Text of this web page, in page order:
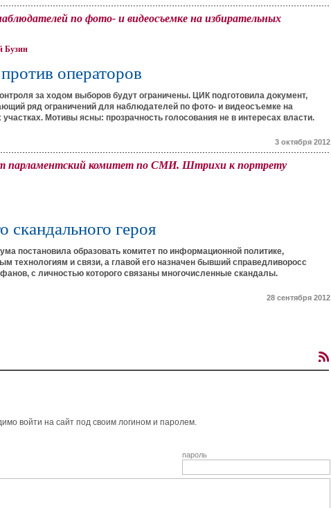
по фото- и видеосъемке на избирательных
Бузин
операторов
за ходом выборов будут ограничены. ЦИК подготовила документ,
ряд ограничений для наблюдателей по фото- и видеосъемке на
Мотивы ясны: прозрачность голосования не в интересах власти.
3 октября 2012
парламентский комитет по СМИ. Штрихи к портрету
скандального героя
постановила образовать комитет по информационной политике,
технологиям и связи, а главой его назначен бывший справедливоросс
с личностью которого связаны многочисленные скандалы.
28 сентября 2012
войти на сайт под своим логином и паролем.
пароль